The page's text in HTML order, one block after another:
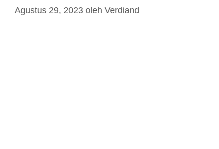
Agustus 29, 2023 oleh Verdiand